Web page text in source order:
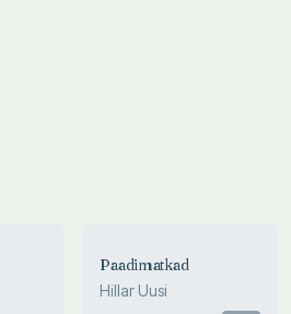
Paadimatkad
Hillar Uusi